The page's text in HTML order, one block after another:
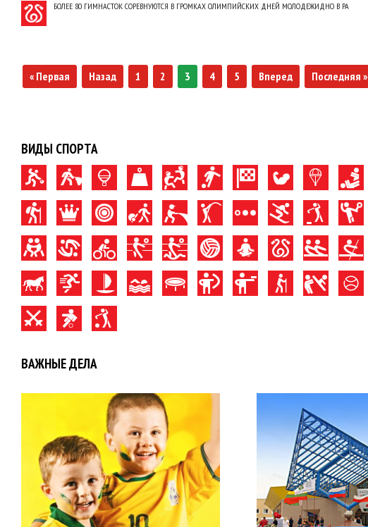
БОЛЕЕ 80 ГИМНАСТОК СОРЕВНУЮТСЯ В ГРОМКАХ ОЛИМПИЙСКИХ ДНЕЙ МОЛОДЕЖИДНО В РА
« Первая Назад 1 2 3 4 5 Вперед Последняя »
ВИДЫ СПОРТА
ВАЖНЫЕ ДЕЛА